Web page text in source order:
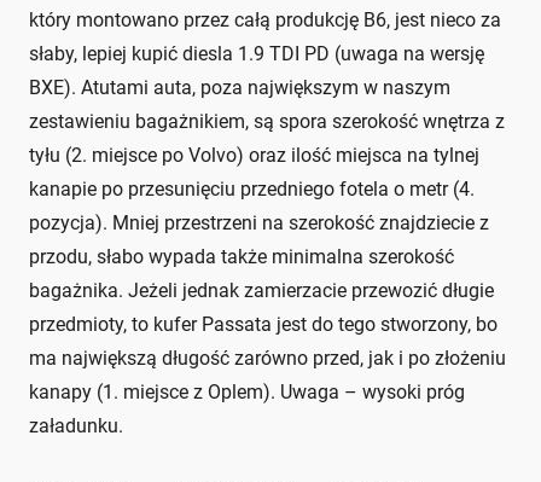
który montowano przez całą produkcję B6, jest nieco za
słaby, lepiej kupić diesla 1.9 TDI PD (uwaga na wersję
BXE). Atutami auta, poza największym w naszym
zestawieniu bagażnikiem, są spora szerokość wnętrza z
tyłu (2. miejsce po Volvo) oraz ilość miejsca na tylnej
kanapie po przesunięciu przedniego fotela o metr (4.
pozycja). Mniej przestrzeni na szerokość znajdziecie z
przodu, słabo wypada także minimalna szerokość
bagażnika. Jeżeli jednak zamierzacie przewozić długie
przedmioty, to kufer Passata jest do tego stworzony, bo
ma największą długość zarówno przed, jak i po złożeniu
kanapy (1. miejsce z Oplem). Uwaga – wysoki próg
załadunku.